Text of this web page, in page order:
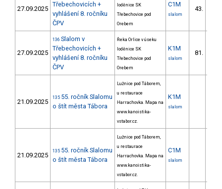
27.09.2025
Třebechovicích +
vyhlášení 8. ročníku
ČPV
loděnice SK
Třebechovice pod
Orebem
C1M
slalom
43.
27.09.2025
136 Slalom v
Třebechovicích +
vyhlášení 8. ročníku
ČPV
Řeka Orlice v úseku
loděnice SK
Třebechovice pod
Orebem
K1M
slalom
81.
21.09.2025
135 55. ročník Slalomu
o štít města Tábora
Lužnice pod Táborem,
u restaurace
Harrachovka. Mapa na
www.kanoistika-
vstabor.cz.
K1M
slalom
21.09.2025
135 55. ročník Slalomu
o štít města Tábora
Lužnice pod Táborem,
u restaurace
Harrachovka. Mapa na
www.kanoistika-
vstabor.cz.
C1M
slalom